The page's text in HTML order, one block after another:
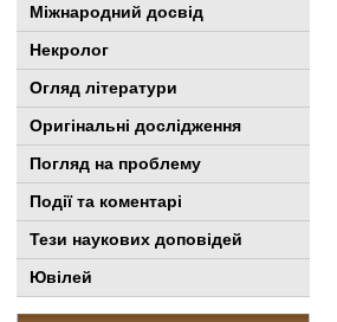
Міжнародний досвід
Некролог
Огляд літератури
Оригінальні дослідження
Погляд на проблему
Події та коментарі
Тези наукових доповідей
Ювілей